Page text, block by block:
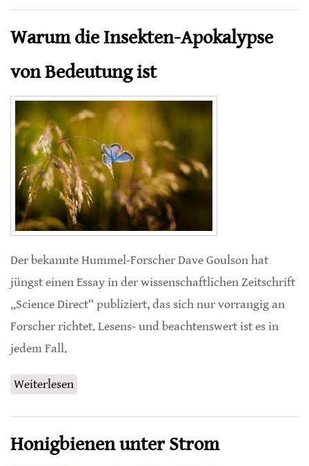
Warum die Insekten-Apokalypse
von Bedeutung ist
Der bekannte Hummel-Forscher Dave Goulson hat
jüngst einen Essay in der wissenschaftlichen Zeitschrift
„Science Direct“ publiziert, das sich nur vorrangig an
Forscher richtet. Lesens- und beachtenswert ist es in
jedem Fall.
Weiterlesen
Honigbienen unter Strom